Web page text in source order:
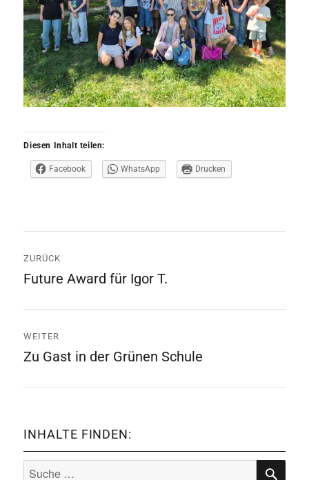
Diesen Inhalt teilen:
Facebook WhatsApp Drucken
Navigation
ZURÜCK
Vorheriger
Future Award für Igor T.
WEITER
Nächster
Zu Gast in der Grünen Schule
INHALTE FINDEN:
Suche